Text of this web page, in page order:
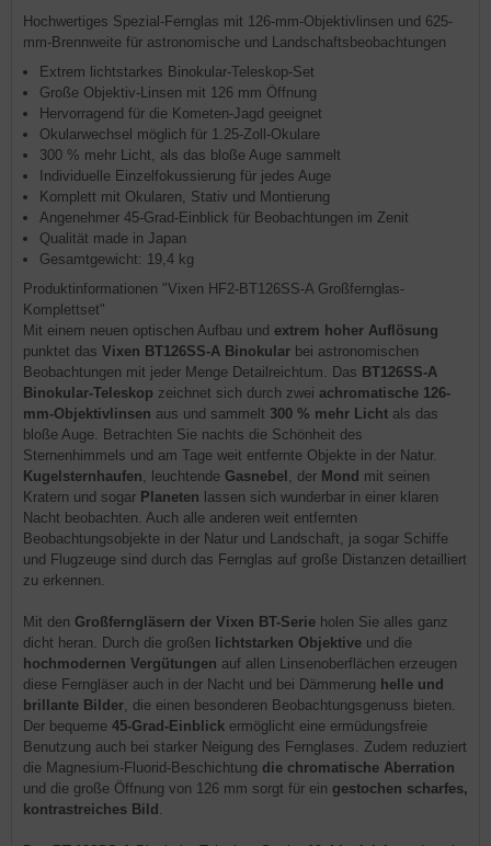
Hochwertiges Spezial-Fernglas mit 126-mm-Objektivlinsen und 625-
mm-Brennweite für astronomische und Landschaftsbeobachtungen
Extrem lichtstarkes Binokular-Teleskop-Set
Große Objektiv-Linsen mit 126 mm Öffnung
Hervorragend für die Kometen-Jagd geeignet
Okularwechsel möglich für 1.25-Zoll-Okulare
300 % mehr Licht, als das bloße Auge sammelt
Individuelle Einzelfokussierung für jedes Auge
Komplett mit Okularen, Stativ und Montierung
Angenehmer 45-Grad-Einblick für Beobachtungen im Zenit
Qualität made in Japan
Gesamtgewicht: 19,4 kg
Produktinformationen "Vixen HF2-BT126SS-A Großfernglas-
Komplettset"
Mit einem neuen optischen Aufbau und extrem hoher Auflösung
punktet das Vixen BT126SS-A Binokular bei astronomischen
Beobachtungen mit jeder Menge Detailreichtum. Das BT126SS-A
Binokular-Teleskop zeichnet sich durch zwei achromatische 126-
mm-Objektivlinsen aus und sammelt 300 % mehr Licht als das
bloße Auge. Betrachten Sie nachts die Schönheit des
Sternenhimmels und am Tage weit entfernte Objekte in der Natur.
Kugelsternhaufen, leuchtende Gasnebel , der Mond mit seinen
Kratern und sogar Planeten lassen sich wunderbar in einer klaren
Nacht beobachten. Auch alle anderen weit entfernten
Beobachtungsobjekte in der Natur und Landschaft, ja sogar Schiffe
und Flugzeuge sind durch das Fernglas auf große Distanzen detailliert
zu erkennen.
Mit den Großferngläsern der Vixen BT-Serie holen Sie alles ganz
dicht heran. Durch die großen
lichtstarken Objektive und die
hochmodernen Vergütungen auf allen Linsenoberflächen erzeugen
diese Ferngläser auch in der Nacht und bei Dämmerung helle und
brillante Bilder, die einen besonderen Beobachtungsgenuss bieten.
Der bequeme 45-Grad-Einblick ermöglicht eine ermüdungsfreie
Benutzung auch bei starker Neigung des Fernglases. Zudem reduziert
die Magnesium-Fluorid-Beschichtung die chromatische Aberration
und die große Öffnung von 126 mm sorgt für ein gestochen scharfes,
kontrastreiches Bild .